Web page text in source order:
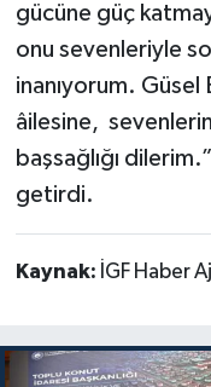
gücüne güç
onu sevenleriyle
inanıyorum. Güsel
âilesine,
başsağlığı
getirdi.
Kaynak: İGF Haber